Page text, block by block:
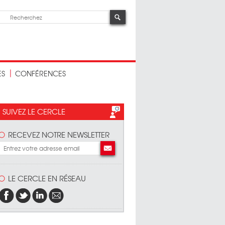
CONFÉRENCES
SUIVEZ LE CERCLE
RECEVEZ NOTRE NEWSLETTER
LE CERCLE EN RÉSEAU